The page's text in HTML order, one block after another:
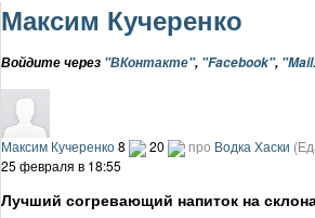
Максим Кучеренко
Войдите через "ВКонтакте", "Facebook",
Максим Кучеренко8 20 про Водка Хаски
25 февраля в 18:55
Лучший согревающий напиток на